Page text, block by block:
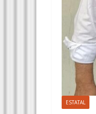
ESTATAL